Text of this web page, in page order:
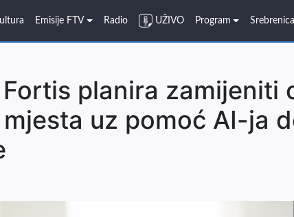
Emisije FTV Radio UŽIVO Program Srebrenica
planira zamijeniti
uz pomoć AI-ja